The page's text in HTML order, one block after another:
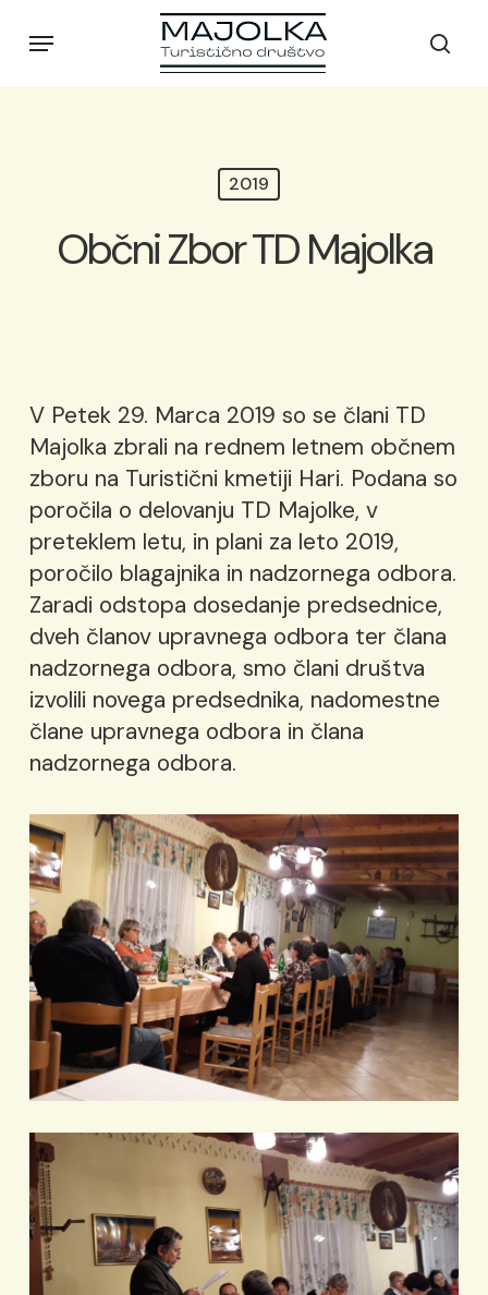
Menu
2019
Občni Zbor TD Majolka
V Petek 29. Marca 2019 so se člani TD
Majolka zbrali na rednem letnem občnem
zboru na Turistični kmetiji Hari. Podana so
poročila o delovanju TD Majolke, v
preteklem letu, in plani za leto 2019,
poročilo blagajnika in nadzornega odbora.
Zaradi odstopa dosedanje predsednice,
dveh članov upravnega odbora ter člana
nadzornega odbora, smo člani društva
izvolili novega predsednika, nadomestne
člane upravnega odbora in člana
nadzornega odbora.